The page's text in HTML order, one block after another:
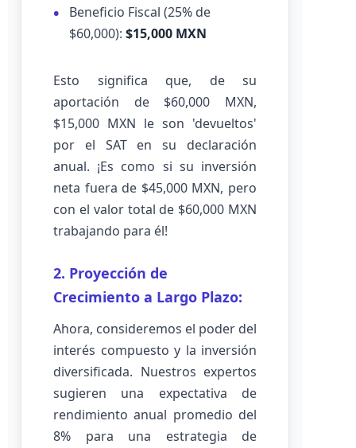
Beneficio Fiscal (25% de
$60,000): $15,000 MXN
Esto significa que, de su
aportación de $60,000 MXN,
$15,000 MXN le son 'devueltos'
por el SAT en su declaración
anual. ¡Es como si su inversión
neta fuera de $45,000 MXN, pero
con el valor total de $60,000 MXN
trabajando para él!
2. Proyección de
Crecimiento a Largo Plazo:
Ahora, consideremos el poder del
interés compuesto y la inversión
diversificada. Nuestros expertos
sugieren una expectativa de
rendimiento anual promedio del
8% para una estrategia de